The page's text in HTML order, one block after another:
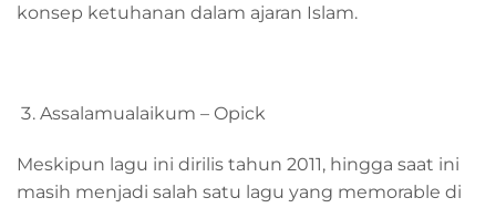
konsep ketuhanan dalam ajaran Islam.
Assalamualaikum – Opick
Meskipun lagu ini dirilis tahun 2011, hingga saat ini
masih menjadi salah satu lagu yang memorable di